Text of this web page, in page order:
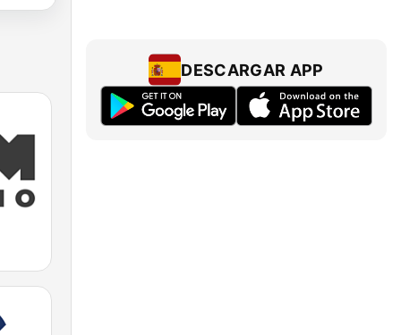
DESCARGAR APP